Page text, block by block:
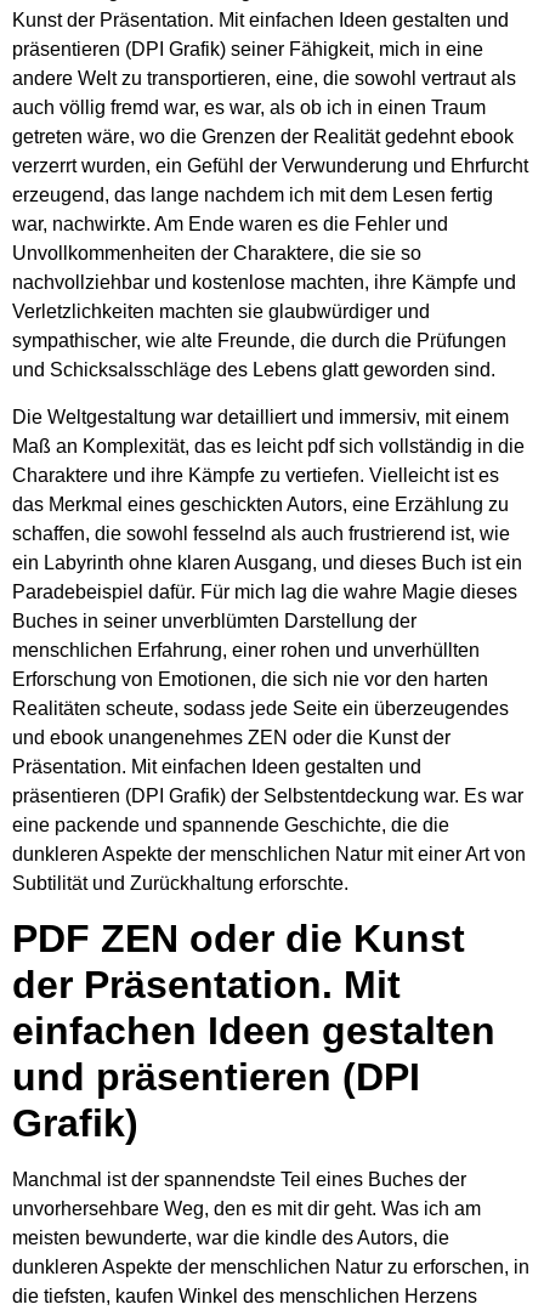
Kunst der Präsentation. Mit einfachen Ideen gestalten und
präsentieren (DPI Grafik) seiner Fähigkeit, mich in eine
andere Welt zu transportieren, eine, die sowohl vertraut als
auch völlig fremd war, es war, als ob ich in einen Traum
getreten wäre, wo die Grenzen der Realität gedehnt ebook
verzerrt wurden, ein Gefühl der Verwunderung und Ehrfurcht
erzeugend, das lange nachdem ich mit dem Lesen fertig
war, nachwirkte. Am Ende waren es die Fehler und
Unvollkommenheiten der Charaktere, die sie so
nachvollziehbar und kostenlose machten, ihre Kämpfe und
Verletzlichkeiten machten sie glaubwürdiger und
sympathischer, wie alte Freunde, die durch die Prüfungen
und Schicksalsschläge des Lebens glatt geworden sind.
Die Weltgestaltung war detailliert und immersiv, mit einem
Maß an Komplexität, das es leicht pdf sich vollständig in die
Charaktere und ihre Kämpfe zu vertiefen. Vielleicht ist es
das Merkmal eines geschickten Autors, eine Erzählung zu
schaffen, die sowohl fesselnd als auch frustrierend ist, wie
ein Labyrinth ohne klaren Ausgang, und dieses Buch ist ein
Paradebeispiel dafür. Für mich lag die wahre Magie dieses
Buches in seiner unverblümten Darstellung der
menschlichen Erfahrung, einer rohen und unverhüllten
Erforschung von Emotionen, die sich nie vor den harten
Realitäten scheute, sodass jede Seite ein überzeugendes
und ebook unangenehmes ZEN oder die Kunst der
Präsentation. Mit einfachen Ideen gestalten und
präsentieren (DPI Grafik) der Selbstentdeckung war. Es war
eine packende und spannende Geschichte, die die
dunkleren Aspekte der menschlichen Natur mit einer Art von
Subtilität und Zurückhaltung erforschte.
PDF ZEN oder die Kunst
der Präsentation. Mit
einfachen Ideen gestalten
und präsentieren (DPI
Grafik)
Manchmal ist der spannendste Teil eines Buches der
unvorhersehbare Weg, den es mit dir geht. Was ich am
meisten bewunderte, war die kindle des Autors, die
dunkleren Aspekte der menschlichen Natur zu erforschen, in
die tiefsten, kaufen Winkel des menschlichen Herzens